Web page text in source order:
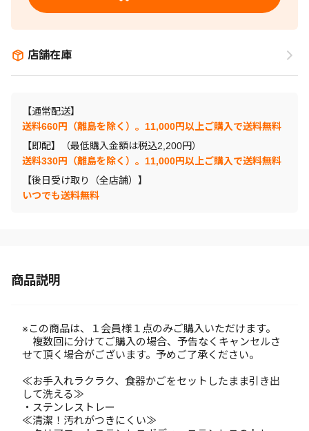
店舗在庫
【通常配送】
送料660円（離島を除く）。11,000円以上ご購入で送料無料
【即配】（最低購入金額は税込2,200円）
送料330円（離島を除く）。11,000円以上ご購入で送料無料
【後日受け取り（全店舗）】
いつでも送料無料
商品説明
※この商品は、１会員様１点のみご購入いただけます。
複数回に分けてご購入の場合、予告なくキャンセルさ
せて頂く場合がございます。予めご了承ください。
≪お手入れラクラク、食器かごをセットしたまま引き出
して洗える≫
・ステンレストレー
≪清潔！汚れがつきにくい≫